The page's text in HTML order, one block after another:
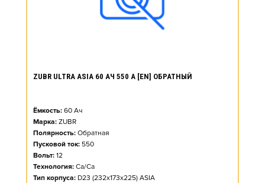
ZUBR ULTRA ASIA 60 АЧ 550 А [EN] ОБРАТНЫЙ
Ёмкость: 60 Ач
Марка: ZUBR
Полярность: Обратная
Пусковой ток: 550
Вольт: 12
Технология: Ca/Ca
Тип корпуса: D23 (232x173x225) ASIA